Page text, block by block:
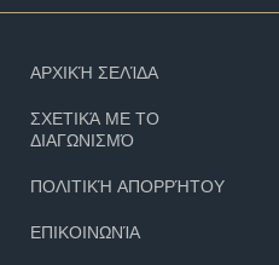
ΑΡΧΙΚΉ ΣΕΛΊΔΑ
ΣΧΕΤΙΚΆ ΜΕ ΤΟ
ΔΙΑΓΩΝΙΣΜΌ
ΠΟΛΙΤΙΚΉ ΑΠΟΡΡΉΤΟΥ
ΕΠΙΚΟΙΝΩΝΊΑ